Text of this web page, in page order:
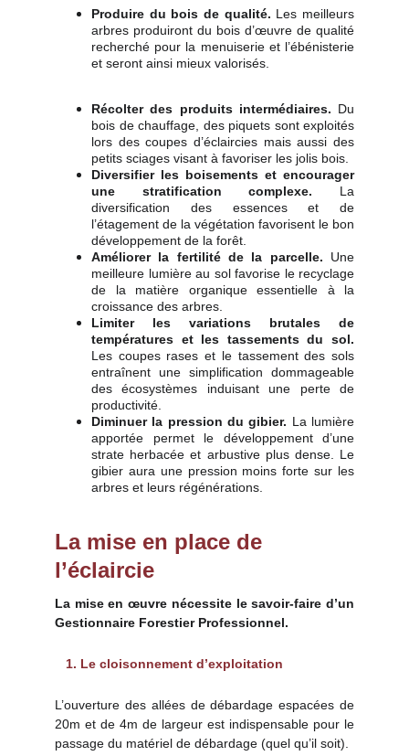
Produire du bois de qualité. Les meilleurs
arbres produiront du bois d’œuvre de qualité
recherché pour la menuiserie et l’ébénisterie
et seront ainsi mieux valorisés.
Récolter des produits intermédiaires. Du
bois de chauffage, des piquets sont exploités
lors des coupes d’éclaircies mais aussi des
petits sciages visant à favoriser les jolis bois.
Diversifier les boisements et encourager
une stratification complexe. La
diversification des essences et de
l’étagement de la végétation favorisent le bon
développement de la forêt.
Améliorer la fertilité de la parcelle. Une
meilleure lumière au sol favorise le recyclage
de la matière organique essentielle à la
croissance des arbres.
Limiter les variations brutales de
températures et les tassements du sol.
Les coupes rases et le tassement des sols
entraînent une simplification dommageable
des écosystèmes induisant une perte de
productivité.
Diminuer la pression du gibier. La lumière
apportée permet le développement d’une
strate herbacée et arbustive plus dense. Le
gibier aura une pression moins forte sur les
arbres et leurs régénérations.
La mise en œuvre nécessite le savoir-faire d’un
Gestionnaire Forestier Professionnel.
1. Le cloisonnement d’exploitation
L’ouverture des allées de débardage espacées de
20m et de 4m de largeur est indispensable pour le
passage du matériel de débardage (quel qu’il soit).
La mise en place de
l’éclaircie